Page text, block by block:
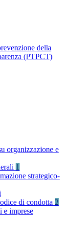
della
(PTPCT)
organizzazione e
1
strategico-
di condotta 2
e imprese